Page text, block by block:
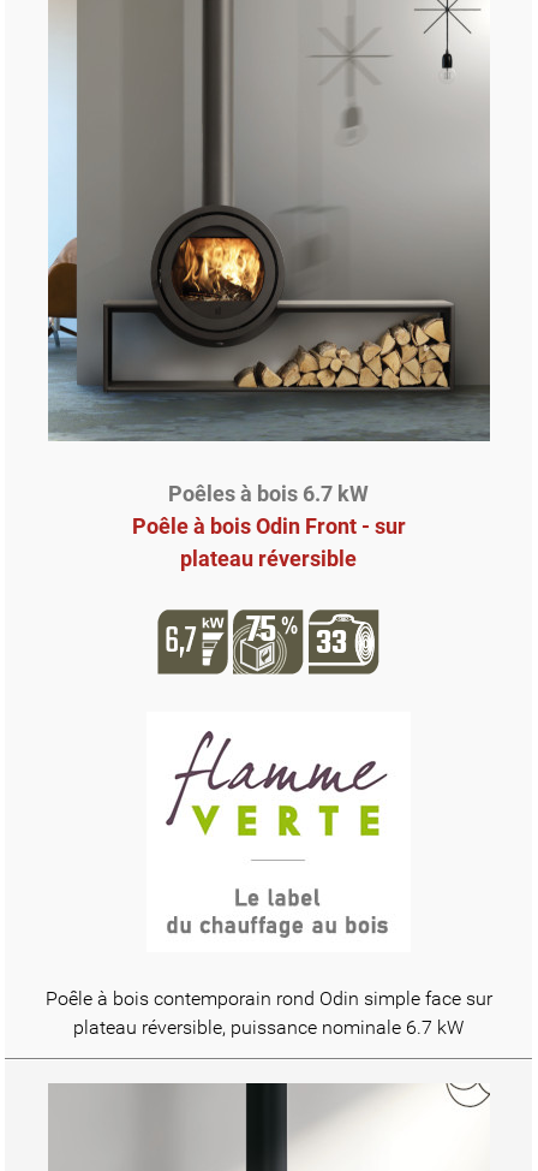
Poêles à bois 6.7 kW
Poêle à bois Odin Front - sur
plateau réversible
Poêle à bois contemporain rond Odin simple face sur
plateau réversible, puissance nominale 6.7 kW